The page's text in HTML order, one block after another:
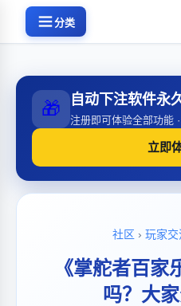
分类
🎁 自动下注软件永
注册即可体验全部功能
立即
社区 › 玩家交
《掌舵者百家
吗？大